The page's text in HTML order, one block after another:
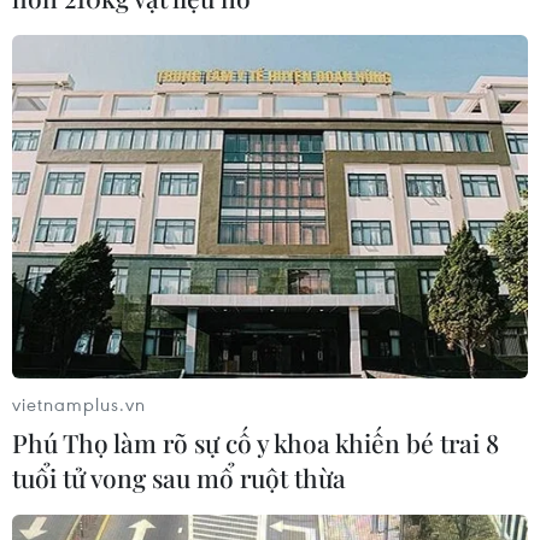
pin và khoáng sản nội địa
Chủ sân Azteca lỗ hơn 47 triệu USD vì
World Cup 2026
08/08/2026 06:43
Dữ liệu việc làm Mỹ mở thêm dư địa
cho giá vàng trong tuần qua
08/08/2026 04:29
Thương mại Việt Nam-Australia
hướng tới những động lực tăng
vietnamplus.vn
Phú Thọ làm rõ sự cố y khoa khiến bé trai 8
tuổi tử vong sau mổ ruột thừa